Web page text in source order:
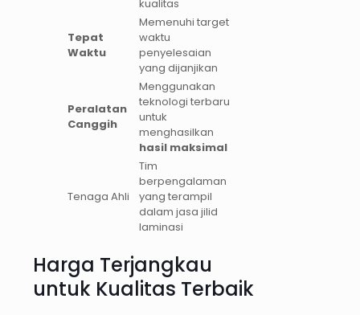
kualitas
Tepat
Waktu
Memenuhi target
waktu
penyelesaian
yang dijanjikan
Peralatan
Canggih
Menggunakan
teknologi terbaru
untuk
menghasilkan
hasil maksimal
Tenaga Ahli
Tim
berpengalaman
yang terampil
dalam jasa jilid
laminasi
Harga Terjangkau
untuk Kualitas Terbaik